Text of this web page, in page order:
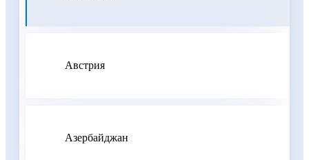
Австрия
Азербайджан